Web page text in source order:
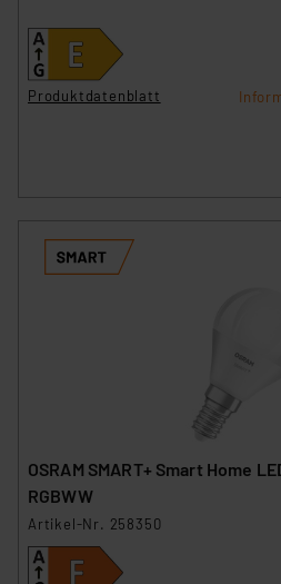
insbesondere der Art der
verbundenen Risiken.“
Impressum|
Produktdatenblatt
OSRAM SMART+ Smart Home LED
RGBWW
Artikel-Nr. 258350